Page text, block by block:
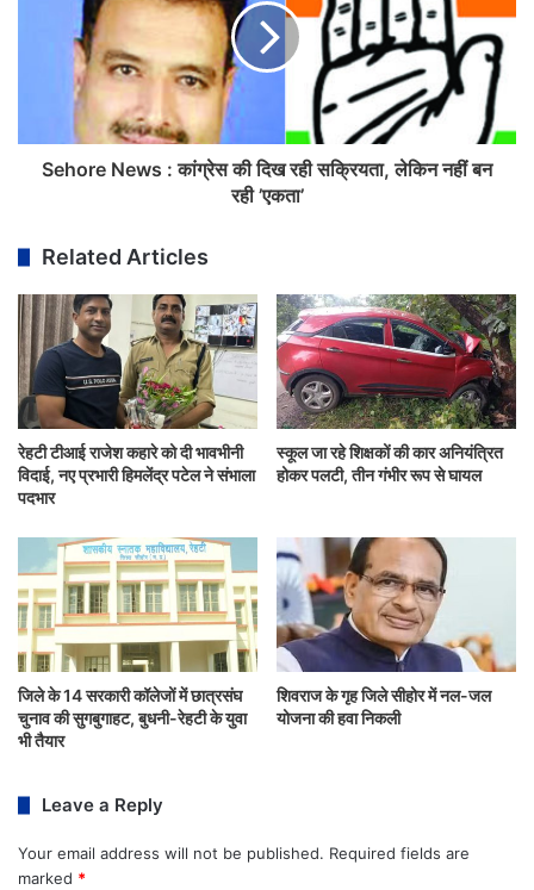
Sehore News : कांग्रेस की दिख रही सक्रियता, लेकिन नहीं बन
रही ’एकता’
Related Articles
रेहटी टीआई राजेश कहारे को दी भावभीनी
विदाई, नए प्रभारी हिमलेंद्र पटेल ने संभाला
पदभार
स्कूल जा रहे शिक्षकों की कार अनियंत्रित
होकर पलटी, तीन गंभीर रूप से घायल
जिले के 14 सरकारी कॉलेजों में छात्रसंघ
चुनाव की सुगबुगाहट, बुधनी-रेहटी के युवा
भी तैयार
शिवराज के गृह जिले सीहोर में नल-जल
योजना की हवा निकली
Leave a Reply
Your email address will not be published. Required fields are
marked *